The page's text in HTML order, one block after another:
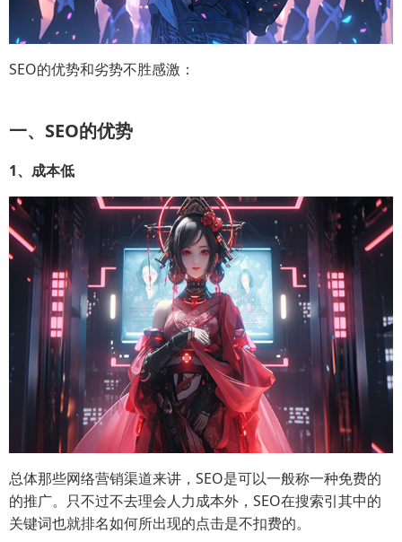
SEO的优势和劣势不胜感激：
一、SEO的优势
1、成本低
总体那些网络营销渠道来讲，SEO是可以一般称一种免费的
的推广。只不过不去理会人力成本外，SEO在搜索引其中的
关键词也就排名如何所出现的点击是不扣费的。